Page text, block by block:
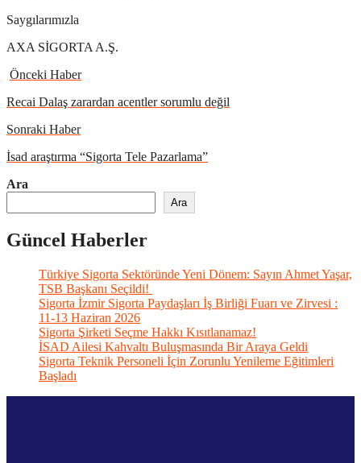
Saygılarımızla
AXA SİGORTA A.Ş.
Önceki Haber
Recai Dalaş zarardan acentler sorumlu değil
Sonraki Haber
İsad araştırma “Sigorta Tele Pazarlama”
Ara
Ara
Güncel Haberler
Türkiye Sigorta Sektöründe Yeni Dönem: Sayın Ahmet Yaşar,
TSB Başkanı Seçildi!
Sigorta İzmir Sigorta Paydaşları İş Birliği Fuarı ve Zirvesi :
11-13 Haziran 2026
Sigorta Şirketi Seçme Hakkı Kısıtlanamaz!
İSAD Ailesi Kahvaltı Buluşmasında Bir Araya Geldi
Sigorta Teknik Personeli İçin Zorunlu Yenileme Eğitimleri
Başladı